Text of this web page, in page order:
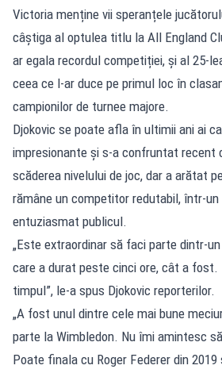
Victoria menține vii speranțele
câștiga al optulea titlu la All England
ar egala recordul competiției, și al 25-
ceea ce l-ar duce pe primul loc în
campionilor de turnee majore.
Djokovic se poate afla în ultimii ani ai
impresionante și s-a confruntat recent
scăderea nivelului de joc, dar a arătat
rămâne un competitor redutabil, într-
entuziasmat publicul.
„Este extraordinar să faci parte dintr-
care a durat peste cinci ore, cât a fost.
timpul”, le-a spus Djokovic reporterilor.
„A fost unul dintre cele mai bune
parte la Wimbledon. Nu îmi amintesc
Poate finala cu Roger Federer din